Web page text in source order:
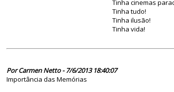
Tinha cinemas
Tinha tudo!
Tinha ilusão!
Tinha vida!
Por Carmen Netto - 7/6/2013 18:40:07
Importância das Memórias